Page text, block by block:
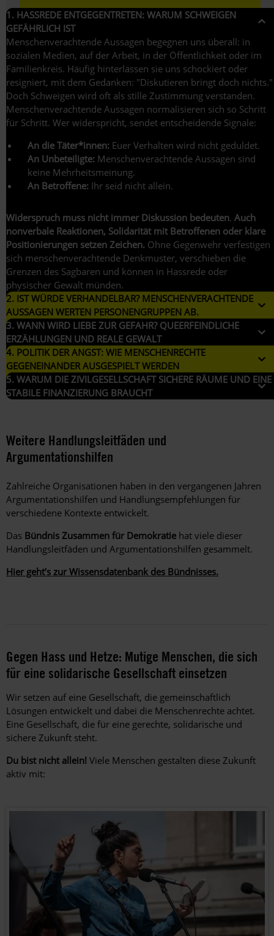
1. HASSREDE ENTGEGENTRETEN: WARUM SCHWEIGEN
GEFÄHRLICH IST
1.
Hassrede
entgegentreten:
Warum
Schweigen
gefährlich
ist
Menschenverachtende Aussagen begegnen uns überall: in
sozialen Medien, auf der Arbeit, in der Öffentlichkeit oder im
Familienkreis. Häufig hinterlassen sie uns schockiert oder
resigniert, mit dem Gedanken: "Diskutieren bringt doch nichts."
Doch Schweigen wird oft als stille Zustimmung verstanden.
Menschenverachtende Aussagen normalisieren sich so Schritt
für Schritt. Wer widerspricht, sendet entscheidende Signale:
An die Täter*innen: Euer Verhalten wird nicht geduldet.
An Unbeteiligte: Menschenverachtende Aussagen sind
keine Mehrheitsmeinung.
An Betroffene: Ihr seid nicht allein.
Widerspruch muss nicht immer Diskussion bedeuten. Auch
nonverbale Reaktionen, Solidarität mit Betroffenen oder klare
Positionierungen setzen Zeichen. Ohne Gegenwehr verfestigen
sich menschenverachtende Denkmuster, verschieben die
Grenzen des Sagbaren und können in Hassrede oder
physischer Gewalt münden.
2. IST WÜRDE VERHANDELBAR? MENSCHENVERACHTENDE
AUSSAGEN WERTEN PERSONENGRUPPEN AB.
3. WANN WIRD LIEBE ZUR GEFAHR? QUEERFEINDLICHE
ERZÄHLUNGEN UND REALE GEWALT
4. POLITIK DER ANGST: WIE MENSCHENRECHTE
GEGENEINANDER AUSGESPIELT WERDEN
5. WARUM DIE ZIVILGESELLSCHAFT SICHERE RÄUME UND EINE
STABILE FINANZIERUNG BRAUCHT
Weitere Handlungsleitfäden und
Argumentationshilfen
Zahlreiche Organisationen haben in den vergangenen Jahren
Argumentationshilfen und Handlungsempfehlungen für
verschiedene Kontexte entwickelt.
Das Bündnis Zusammen für Demokratie hat viele dieser
Handlungsleitfäden und Argumentationshilfen gesammelt.
Hier geht’s zur Wissensdatenbank des Bündnisses.
Gegen Hass und Hetze: Mutige Menschen, die sich
für eine solidarische Gesellschaft einsetzen
Wir setzen auf eine Gesellschaft, die gemeinschaftlich
Lösungen entwickelt und dabei die Menschenrechte achtet.
Eine Gesellschaft, die für eine gerechte, solidarische und
sichere Zukunft steht.
Du bist nicht allein! Viele Menschen gestalten diese Zukunft
aktiv mit: